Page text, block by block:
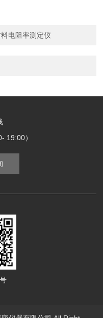
电阻率测定仪
19:00）